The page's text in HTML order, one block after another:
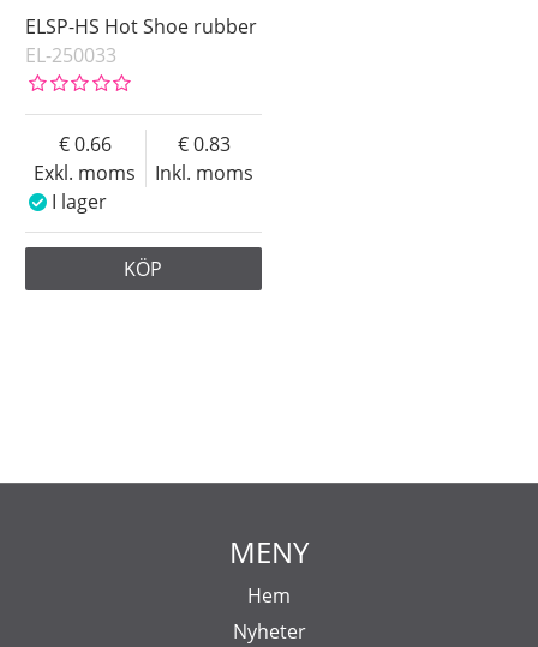
ELSP-HS Hot Shoe rubber
EL-250033
Exkl. moms
0.66
Inkl. moms
0.83
I lager
KÖP
MENY
Hem
Nyheter